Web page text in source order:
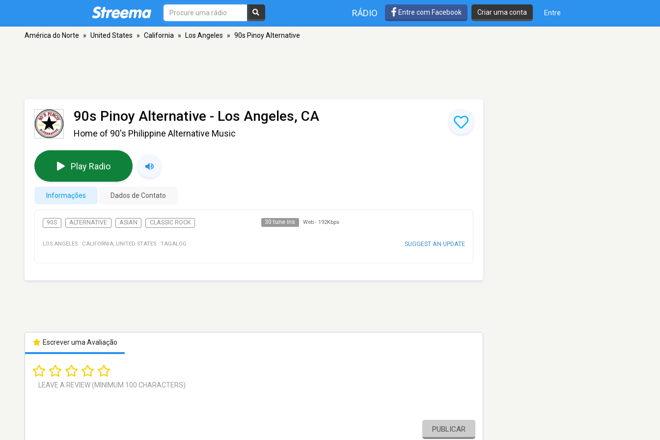
RÁDIO Entre com Facebook Criar uma conta Entre
América do Norte » United States » California » Los Angeles » 90s Pinoy Alternative
90s Pinoy Alternative - Los Angeles, CA
Home of 90's Philippine Alternative Music
Play Radio
Informações Dados de Contato
90S ALTERNATIVE ASIAN CLASSIC ROCK 30 tune ins Web - 192Kbps
LOS ANGELES · CALIFORNIA, UNITED STATES · TAGALOG SUGGEST AN UPDATE
Escrever uma Avaliação
PUBLICAR